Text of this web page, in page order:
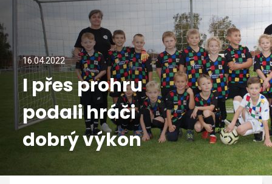
ST. PŘÍPRAVKA
ML. PŘÍPRAVKA
MINI
GALERIE
16.04.2022
I přes prohru
podali hráči
dobrý výkon